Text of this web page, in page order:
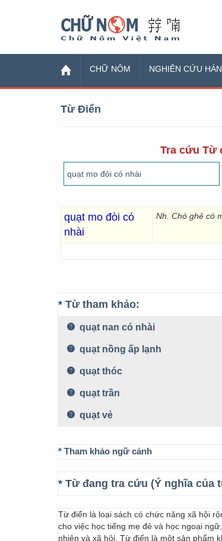
CHỮ NÔM NGHIÊN CỨU
Từ Điển
Tra cứu Từ
quạt mo đòi có
nhài
Nh. Chó ghẻ có
* Từ tham khảo:
quạt nan có nhài
quạt nồng ấp lạnh
quạt thóc
quạt trần
quạt vẻ
* Tham khảo ngữ cảnh
* Từ đang tra cứu (Ý nghĩa của
Từ điển là loại sách có chức năng xã hội
cho việc học tiếng mẹ đẻ và học ngoại
nhiên và xã hội. Từ điển là một sản phẩm